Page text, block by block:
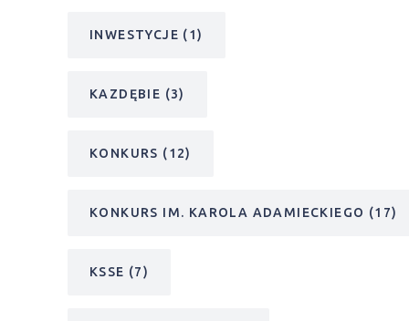
INWESTYCJE (1)
KAZDĘBIE (3)
KONKURS (12)
KONKURS IM. KAROLA ADAMIECKIEGO (17)
KSSE (7)